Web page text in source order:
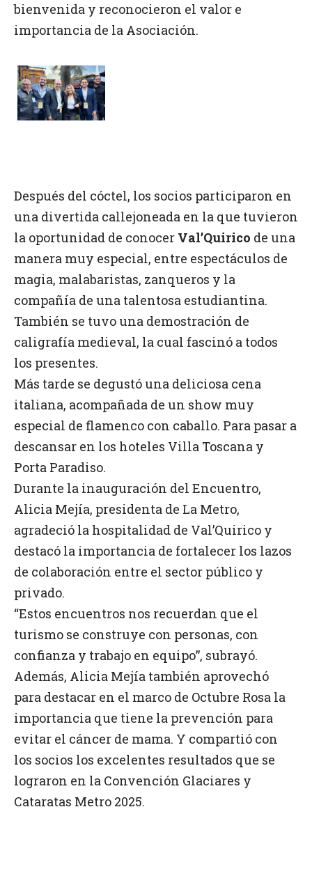
bienvenida y reconocieron el valor e
importancia de la Asociación.
Después del cóctel, los socios participaron en
una divertida callejoneada en la que tuvieron
la oportunidad de conocer Val’Quirico de una
manera muy especial, entre espectáculos de
magia, malabaristas, zanqueros y la
compañía de una talentosa estudiantina.
También se tuvo una demostración de
caligrafía medieval, la cual fascinó a todos
los presentes.
Más tarde se degustó una deliciosa cena
italiana, acompañada de un show muy
especial de flamenco con caballo. Para pasar a
descansar en los hoteles Villa Toscana y
Porta Paradiso.
Durante la inauguración del Encuentro,
Alicia Mejía, presidenta de La Metro,
agradeció la hospitalidad de Val’Quirico y
destacó la importancia de fortalecer los lazos
de colaboración entre el sector público y
privado.
“Estos encuentros nos recuerdan que el
turismo se construye con personas, con
confianza y trabajo en equipo”, subrayó.
Además, Alicia Mejía también aprovechó
para destacar en el marco de Octubre Rosa la
importancia que tiene la prevención para
evitar el cáncer de mama. Y compartió con
los socios los excelentes resultados que se
lograron en la Convención Glaciares y
Cataratas Metro 2025.